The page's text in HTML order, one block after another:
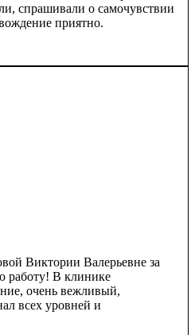
спрашивали о самочувствии
приятно.
Виктории Валерьевне за
В клинике
очень вежливый,
всех уровней и